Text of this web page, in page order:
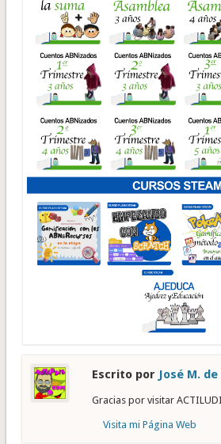
Escrito por José M.
Gracias por visitar
Visita mi Página Web